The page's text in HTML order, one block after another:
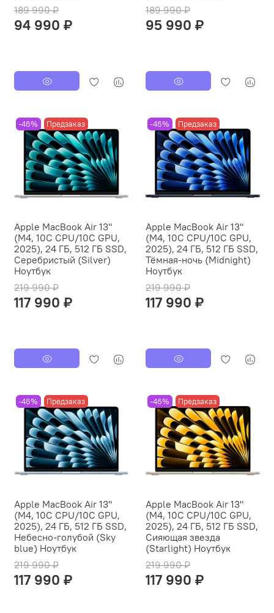
189 990 ₽
94 990 ₽
189 990 ₽
95 990 ₽
-46% Предзаказ
Apple MacBook Air 13"
(M4, 10C CPU/10C GPU,
2025), 24 ГБ, 512 ГБ SSD,
Серебристый (Silver)
Ноутбук
219 990 ₽
117 990 ₽
-46% Предзаказ
Apple MacBook Air 13"
(M4, 10C CPU/10C GPU,
2025), 24 ГБ, 512 ГБ SSD,
Тёмная-ночь (Midnight)
Ноутбук
219 990 ₽
117 990 ₽
-46% Предзаказ
Apple MacBook Air 13"
(M4, 10C CPU/10C GPU,
2025), 24 ГБ, 512 ГБ SSD,
Небесно-голубой (Sky
blue) Ноутбук
219 990 ₽
117 990 ₽
-46% Предзаказ
Apple MacBook Air 13"
(M4, 10C CPU/10C GPU,
2025), 24 ГБ, 512 ГБ SSD,
Сияющая звезда
(Starlight) Ноутбук
219 990 ₽
117 990 ₽